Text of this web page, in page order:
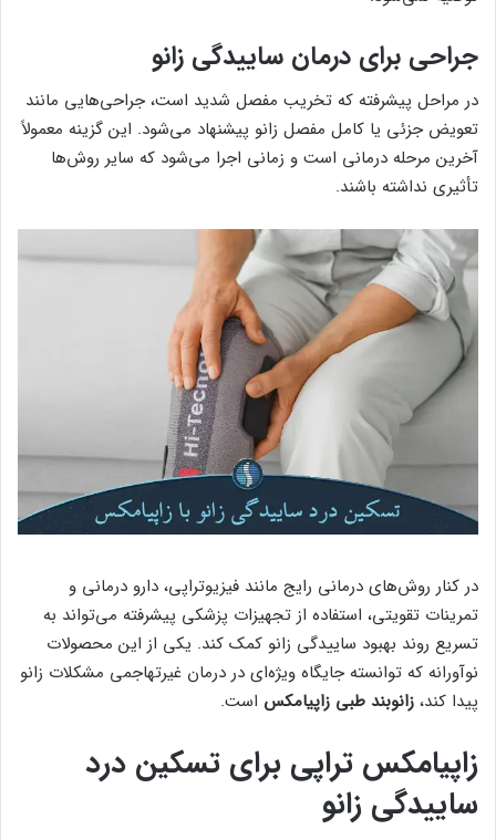
جراحی برای درمان ساییدگی زانو
در مراحل پیشرفته که تخریب مفصل شدید است، جراحی‌هایی مانند
تعویض جزئی یا کامل مفصل زانو پیشنهاد می‌شود. این گزینه معمولاً
آخرین مرحله درمانی است و زمانی اجرا می‌شود که سایر روش‌ها
تأثیری نداشته باشند.
در کنار روش‌های درمانی رایج مانند فیزیوتراپی، دارو درمانی و
تمرینات تقویتی، استفاده از تجهیزات پزشکی پیشرفته می‌تواند به
تسریع روند بهبود ساییدگی زانو کمک کند. یکی از این محصولات
نوآورانه که توانسته جایگاه ویژه‌ای در درمان غیرتهاجمی مشکلات زانو
پیدا کند، زانوبند طبی زاپیامکس است.
زاپیامکس تراپی برای تسکین درد
ساییدگی زانو